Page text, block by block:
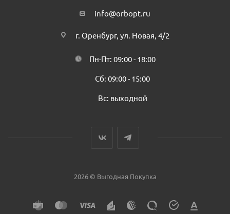
info@orbopt.ru
г. Оренбург, ул. Новая, 4/2
Пн-Пт: 09:00 - 18:00
Сб: 09:00 - 15:00
Вс: выходной
2026 © Выгодная Покупка